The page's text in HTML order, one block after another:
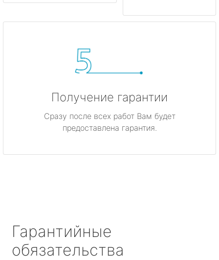
Получение гарантии
Сразу после всех работ Вам будет
предоставлена гарантия.
Гарантийные
обязательства